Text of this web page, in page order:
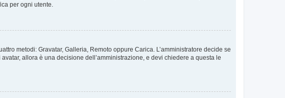
per ogni utente.
metodi: Gravatar, Galleria, Remoto oppure Carica. L’amministratore decide se
allora è una decisione dell’amministrazione, e devi chiedere a questa le